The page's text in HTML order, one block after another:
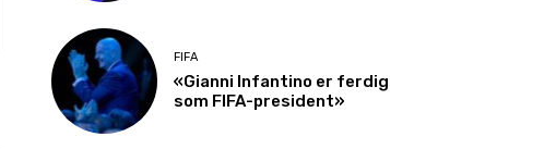
FIFA
«Gianni Infantino er ferdig
som FIFA-president»